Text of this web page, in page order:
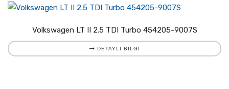
Volkswagen LT II 2.5 TDI Turbo 454205-9007S
DETAYLI BILGI